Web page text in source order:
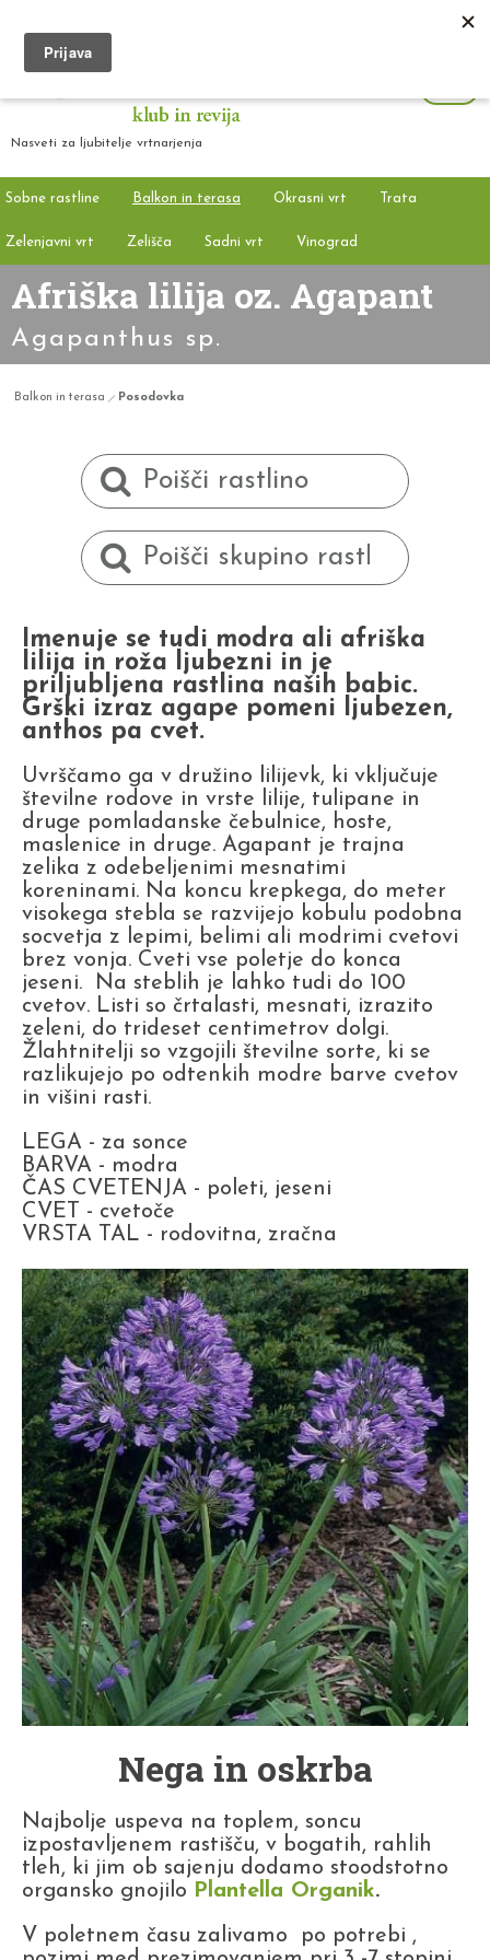
Nasveti za ljubitelje vrtnarjenja
Sobne rastline Balkon in terasa Okrasni vrt Trata
Zelenjavni vrt Zelišča Sadni vrt Vinograd
Afriška lilija oz. Agapant
Agapanthus sp.
Balkon in terasa Posodovka
Imenuje se tudi modra ali afriška
lilija in roža ljubezni in je
priljubljena rastlina naših babic.
Grški izraz agape pomeni ljubezen,
anthos pa cvet.
Uvrščamo ga v družino lilijevk, ki vključuje
številne rodove in vrste lilije, tulipane in
druge pomladanske čebulnice, hoste,
maslenice in druge. Agapant je trajna
zelika z odebeljenimi mesnatimi
koreninami. Na koncu krepkega, do meter
visokega stebla se razvijejo kobulu podobna
socvetja z lepimi, belimi ali modrimi cvetovi
brez vonja. Cveti vse poletje do konca
jeseni. Na steblih je lahko tudi do 100
cvetov. Listi so črtalasti, mesnati, izrazito
zeleni, do trideset centimetrov dolgi.
Žlahtnitelji so vzgojili številne sorte, ki se
razlikujejo po odtenkih modre barve cvetov
in višini rasti.
LEGA - za sonce
BARVA - modra
ČAS CVETENJA - poleti, jeseni
CVET - cvetoče
VRSTA TAL - rodovitna, zračna
Nega in oskrba
Najbolje uspeva na toplem, soncu
izpostavljenem rastišču, v bogatih, rahlih
tleh, ki jim ob sajenju dodamo stoodstotno
organsko gnojilo Plantella Organik.
V poletnem času zalivamo po potrebi ,